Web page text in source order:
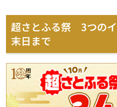
超さとふる祭 3つの
末日まで